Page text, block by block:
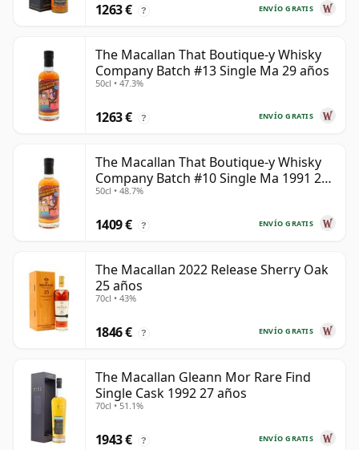
ENVÍO GRATIS
1263 € ?
The Macallan That Boutique-y Whisky
Company Batch #13 Single Ma 29 años
50cl • 47.3%
ENVÍO GRATIS
1263 € ?
The Macallan That Boutique-y Whisky
Company Batch #10 Single Ma 1991 26
años
50cl • 48.7%
ENVÍO GRATIS
1409 € ?
The Macallan 2022 Release Sherry Oak
25 años
70cl • 43%
ENVÍO GRATIS
1846 € ?
The Macallan Gleann Mor Rare Find
Single Cask 1992 27 años
70cl • 51.1%
ENVÍO GRATIS
1943 € ?